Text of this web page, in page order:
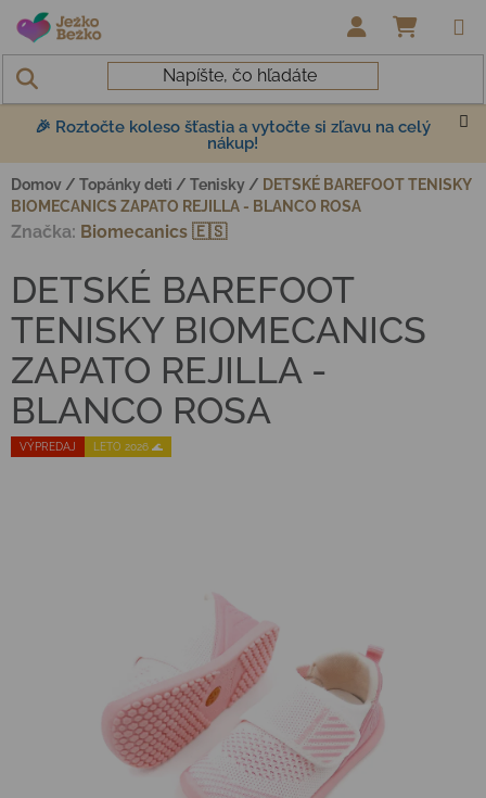
Prejsť na obsah
🎉 Roztočte koleso šťastia a vytočte si zľavu na celý
nákup!
Domov / Topánky deti / Tenisky / DETSKÉ BAREFOOT TENISKY
BIOMECANICS ZAPATO REJILLA - BLANCO ROSA
VÝPREDAJ LETO 2026 🌊
DETSKÉ BAREFOOT
TENISKY BIOMECANICS
ZAPATO REJILLA -
BLANCO ROSA
Značka: Biomecanics 🇪🇸